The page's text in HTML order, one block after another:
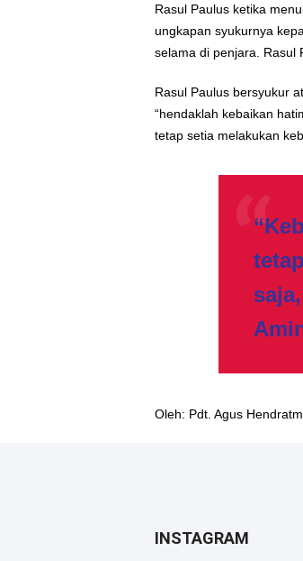
Rasul Paulus ketika
ungkapan syukurnya
selama di penjara. Rasul
Rasul Paulus bersyukur
“hendaklah kebaikan
tetap setia melakukan
Oleh: Pdt. Agus
INSTAGRAM